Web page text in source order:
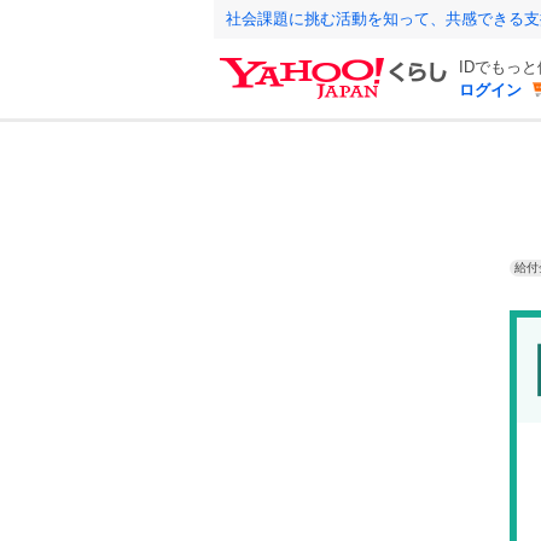
社会課題に挑む活動を知って、共感できる
IDでもっ
ログイン
給付